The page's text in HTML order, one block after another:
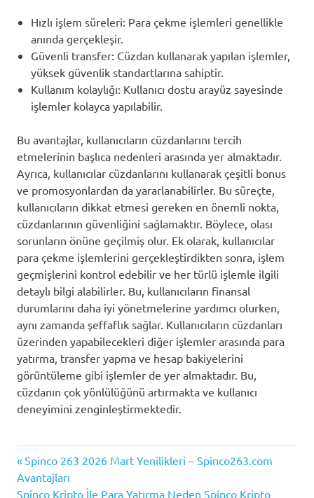
Hızlı işlem süreleri: Para çekme işlemleri genellikle
anında gerçekleşir.
Güvenli transfer: Cüzdan kullanarak yapılan işlemler,
yüksek güvenlik standartlarına sahiptir.
Kullanım kolaylığı: Kullanıcı dostu arayüz sayesinde
işlemler kolayca yapılabilir.
Bu avantajlar, kullanıcıların cüzdanlarını tercih
etmelerinin başlıca nedenleri arasında yer almaktadır.
Ayrıca, kullanıcılar cüzdanlarını kullanarak çeşitli bonus
ve promosyonlardan da yararlanabilirler. Bu süreçte,
kullanıcıların dikkat etmesi gereken en önemli nokta,
cüzdanlarının güvenliğini sağlamaktır. Böylece, olası
sorunların önüne geçilmiş olur. Ek olarak, kullanıcılar
para çekme işlemlerini gerçekleştirdikten sonra, işlem
geçmişlerini kontrol edebilir ve her türlü işlemle ilgili
detaylı bilgi alabilirler. Bu, kullanıcıların finansal
durumlarını daha iyi yönetmelerine yardımcı olurken,
aynı zamanda şeffaflık sağlar. Kullanıcıların cüzdanları
üzerinden yapabilecekleri diğer işlemler arasında para
yatırma, transfer yapma ve hesap bakiyelerini
görüntüleme gibi işlemler de yer almaktadır. Bu,
cüzdanın çok yönlülüğünü artırmakta ve kullanıcı
deneyimini zenginleştirmektedir.
Güvenli
Ödeme
Yöntemleri
Yazı
Previous
Post:
Spinco 263 2026 Mart Yenilikleri – Spinco263.com
Avantajları
Next
Spinco Kripto İle Para Yatırma Neden Spinco Kripto